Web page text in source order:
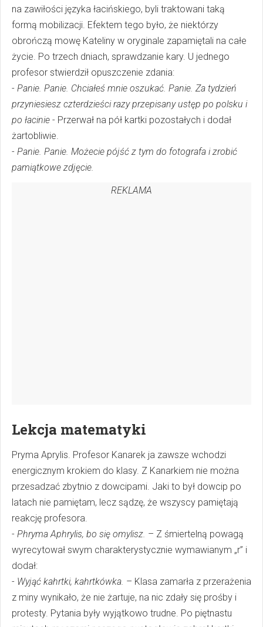
na zawiłości języka łacińskiego, byli traktowani taką
formą mobilizacji. Efektem tego było, że niektórzy
obrończą mowę Kateliny w oryginale zapamiętali na całe
życie. Po trzech dniach, sprawdzanie kary. U jednego
profesor stwierdził opuszczenie zdania:
- Panie. Panie. Chciałeś mnie oszukać. Panie. Za tydzień
przyniesiesz czterdzieści razy przepisany ustęp po polsku i
po łacinie - Przerwał na pół kartki pozostałych i dodał
żartobliwie.
- Panie. Panie. Możecie pójść z tym do fotografa i zrobić
pamiątkowe zdjęcie.
REKLAMA
Lekcja matematyki
Pryma Aprylis. Profesor Kanarek ja zawsze wchodzi
energicznym krokiem do klasy. Z Kanarkiem nie można
przesadzać zbytnio z dowcipami. Jaki to był dowcip po
latach nie pamiętam, lecz sądzę, że wszyscy pamiętają
reakcję profesora.
- Phryma Aphrylis, bo się omylisz. – Z śmiertelną powagą
wyrecytował swym charakterystycznie wymawianym „r” i
dodał:
- Wyjąć kahrtki, kahrtkówka. – Klasa zamarła z przerażenia
z miny wynikało, że nie żartuje, na nic zdały się prośby i
protesty. Pytania były wyjątkowo trudne. Po piętnastu